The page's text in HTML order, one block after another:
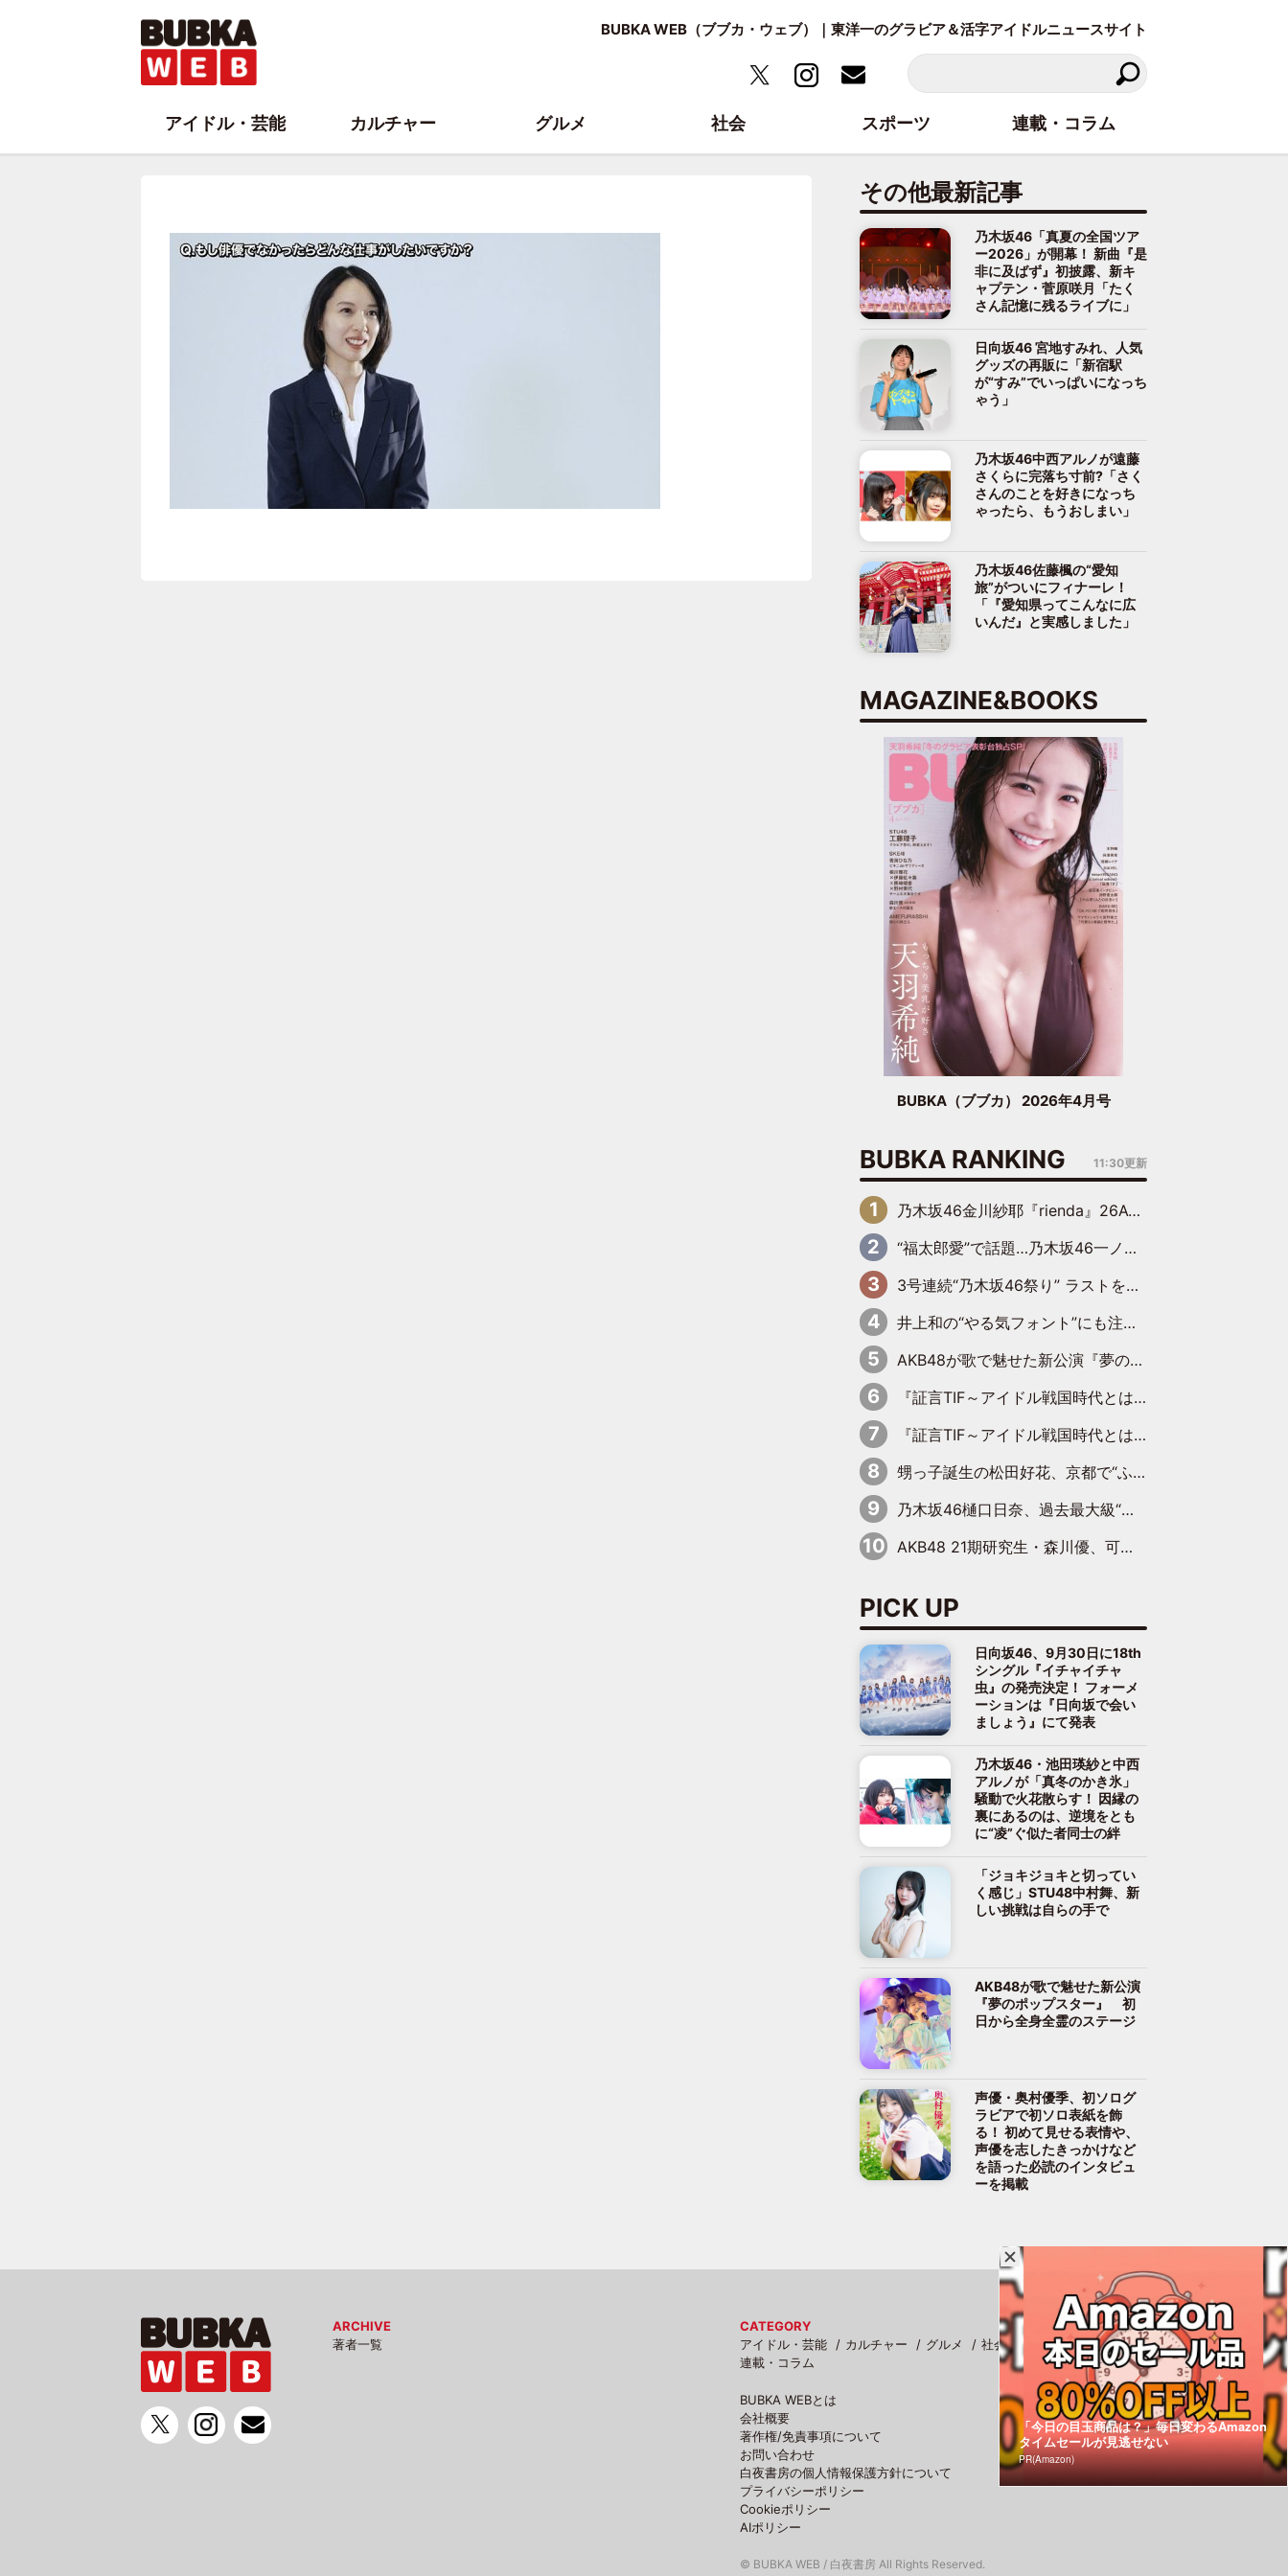
BUBKA WEB（ブブカ・ウェブ）｜東洋一のグラビア＆活字アイドルニュースサイト
その他最新記事
乃木坂46「真夏の全国ツア
ー2026」が開幕！ 新曲『是
非に及ばず』初披露、新キ
ャプテン・菅原咲月「たく
さん記憶に残るライブに」
日向坂46 宮地すみれ、人気
グッズの再販に「新宿駅
が“すみ”でいっぱいになっち
ゃう」
乃木坂46中西アルノが遠藤
さくらに完落ち寸前?「さく
さんのことを好きになっち
ゃったら、もうおしまい」
乃木坂46佐藤楓の“愛知
旅”がついにフィナーレ！
「『愛知県ってこんなに広
いんだ』と実感しました」
MAGAZINE&BOOKS
BUBKA（ブブカ） 2026年4月号
BUBKA RANKING 11:30更新
乃木坂46金川紗耶『rienda』26AW LOOKモデルに就任
“福太郎愛”で話題…乃木坂46一ノ瀬美空、地元福岡『めんべい25周年トップサポーター』に就任
3号連続“乃木坂46祭り” ラストを飾るのは賀喜遥香…5年ぶりの登場に「5年分大人になった私を見ていただけたら」
井上和の“やる気フォント”にも注目 乃木坂46が挑んだ書道パフォーマンスの舞台裏
AKB48が歌で魅せた新公演『夢のポップスター』 初日から全身全霊のステージ
『証言TIF～アイドル戦国時代とはなんだったのか～』第6回：でんぱ組.inc・古川未鈴×相沢梨紗「『ハロプロやりたかったな』って言ったら、夢眠ねむさんに『てめえはでんぱ組．incなんだよ！』って肩パンされて(笑)」
『証言TIF～アイドル戦国時代とはなんだったのか～』第11回：私立恵比寿中学・真山りか×安本彩花「TIFで10年ぶりのキョンシーメイクをしたら、場を完全に引かせてしまって。時代が変わったんだなって」
甥っ子誕生の松田好花、京都で“ふたつの家族”をはしご！ “母”黒谷友香に見送られ、“父”松岡昌宏とはハシゴ酒
乃木坂46樋口日奈、過去最大級“大人の色気”あふれる入浴姿披露
AKB48 21期研究生・森川優、可愛さもある大人の女性に
PICK UP
日向坂46、9月30日に18th
シングル『イチャイチャ
虫』の発売決定！ フォーメ
ーションは『日向坂で会い
ましょう』にて発表
乃木坂46・池田瑛紗と中西
アルノが「真冬のかき氷」
騒動で火花散らす！ 因縁の
裏にあるのは、逆境をとも
に“凌”ぐ似た者同士の絆
「ジョキジョキと切ってい
く感じ」STU48中村舞、新
しい挑戦は自らの手で
AKB48が歌で魅せた新公演
『夢のポップスター』 初
日から全身全霊のステージ
声優・奥村優季、初ソログ
ラビアで初ソロ表紙を飾
る！ 初めて見せる表情や、
声優を志したきっかけなど
を語った必読のインタビュ
ーを掲載
ARCHIVE
著者一覧
CATEGORY
アイドル・芸能
カルチャー グルメ 社会
スポーツ
連載・コラム
BUBKA WEBとは
会社概要
著作権/免責事項について
お問い合わせ
白夜書房の個人情報保護方針について
プライバシーポリシー
Cookieポリシー
AIポリシー
© BUBKA WEB / 白夜書房 All Rights Reserved.
アイドル・芸能 カルチャー グルメ 社会 スポーツ 連載・コラム
「今日の目玉商品は？」毎日変わるAmazon
タイムセールが見逃せない
PR(Amazon)